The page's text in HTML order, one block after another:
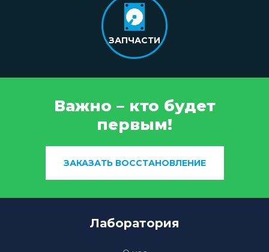
ЗАПЧАСТИ
Важно – кто будет
первым!
ЗАКАЗАТЬ ВОССТАНОВЛЕНИЕ
Лаборатория